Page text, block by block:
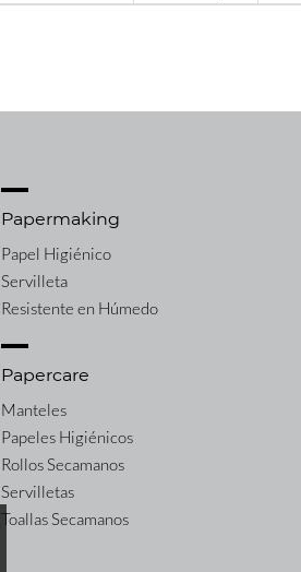
Papermaking
Papel Higiénico
Servilleta
Resistente en Húmedo
Papercare
Manteles
Papeles Higiénicos
Rollos Secamanos
Servilletas
Toallas Secamanos